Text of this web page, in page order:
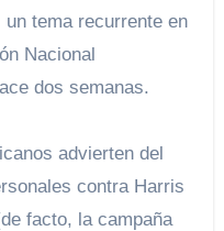
tema recurrente en
Nacional
dos semanas.
advierten del
contra Harris
facto, la campaña